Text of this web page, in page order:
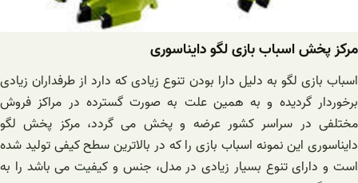
مرکز پخش اسباب بازی لگو دایناسوری
اسباب ‌بازی لگو به دلیل دارا بودن تنوع زیادی که دارد از طرفداران زیادی
برخوردار گردیده و به همین علت به ‌صورت گسترده در مراکز فروش
مختلفی در سراسر کشور عرضه و پخش می‌ گردد، مرکز پخش لگو
دایناسوری این نمونه اسباب‌ بازی را که در بالاترین سطح کیفی تولید شده
‌است و دارای تنوع بسیار زیادی در مدل، جنس و کیفیت می باشد را به